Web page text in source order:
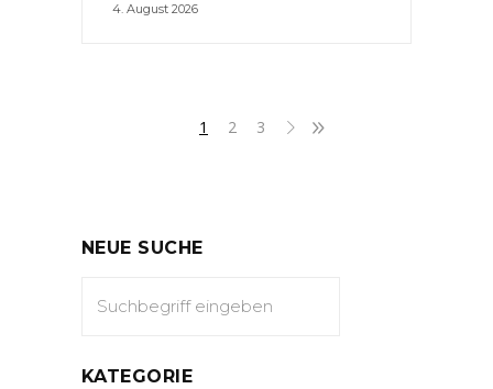
4. August 2026
1 2 3
NEUE SUCHE
KATEGORIE